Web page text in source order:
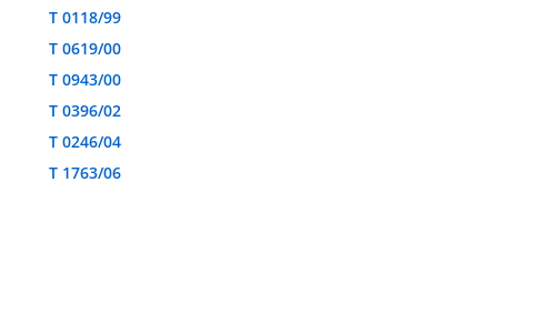
T 0118/99
T 0619/00
T 0943/00
T 0396/02
T 0246/04
T 1763/06